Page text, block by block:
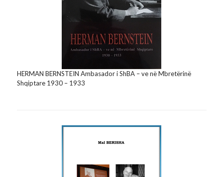
HERMAN BERNSTEIN Ambasador i ShBA – ve në Mbretërinë
Shqiptare 1930 – 1933